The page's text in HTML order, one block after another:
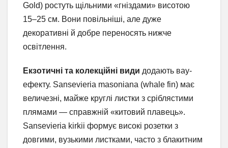
Gold) ростуть щільними «гніздами» висотою
15–25 см. Вони повільніші, але дуже
декоративні й добре переносять нижче
освітлення.
Екзотичні та колекційні види додають вау-
ефекту. Sansevieria masoniana (whale fin) має
величезні, майже круглі листки з сріблястими
плямами — справжній «китовий плавець».
Sansevieria kirkii формує високі розетки з
довгими, вузькими листками, часто з блакитним